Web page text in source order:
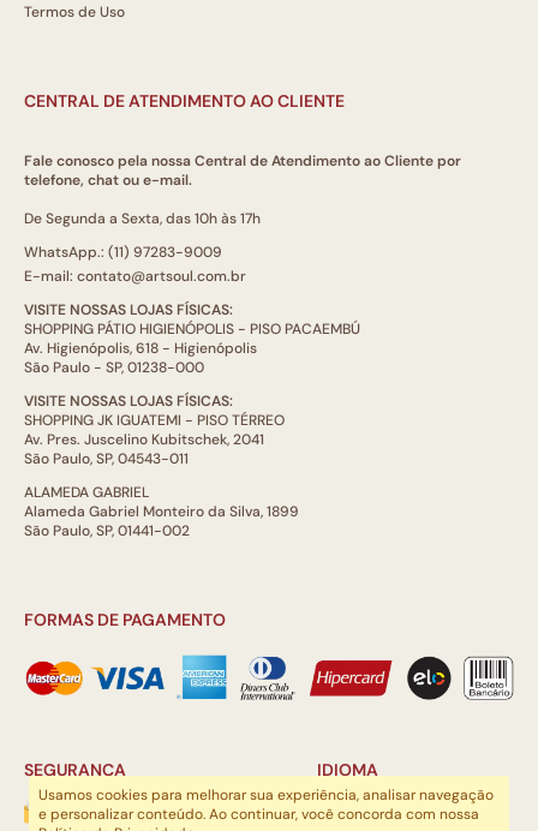
Termos de Uso
CENTRAL DE ATENDIMENTO AO CLIENTE
Fale conosco pela nossa Central de Atendimento ao Cliente por
telefone, chat ou e-mail.
De Segunda a Sexta, das 10h às 17h
WhatsApp.: (11) 97283-9009
E-mail: contato@artsoul.com.br
VISITE NOSSAS LOJAS FÍSICAS:
SHOPPING PÁTIO HIGIENÓPOLIS - PISO PACAEMBÚ
Av. Higienópolis, 618 - Higienópolis
São Paulo - SP, 01238-000
VISITE NOSSAS LOJAS FÍSICAS:
SHOPPING JK IGUATEMI - PISO TÉRREO
Av. Pres. Juscelino Kubitschek, 2041
São Paulo, SP, 04543-011
ALAMEDA GABRIEL
Alameda Gabriel Monteiro da Silva, 1899
São Paulo, SP, 01441-002
FORMAS DE PAGAMENTO
SEGURANÇA IDIOMA
Usamos cookies para melhorar sua experiência, analisar navegação
e personalizar conteúdo. Ao continuar, você concorda com nossa